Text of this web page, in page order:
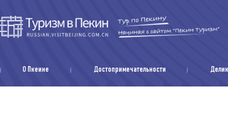
О Пкеине Достопримечательности